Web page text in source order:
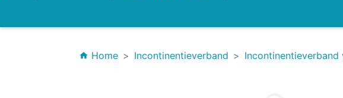
home Home Incontinentieverband Incontinentieverband